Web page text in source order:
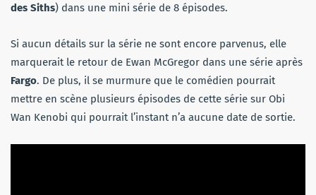
des Siths) dans une mini série de 8 épisodes.
Si aucun détails sur la série ne sont encore parvenus, elle
marquerait le retour de Ewan McGregor dans une série après
Fargo. De plus, il se murmure que le comédien pourrait
mettre en scène plusieurs épisodes de cette série sur Obi
Wan Kenobi qui pourrait l’instant n’a aucune date de sortie.